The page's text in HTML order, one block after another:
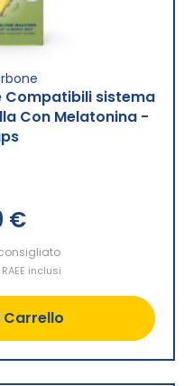
Compatibili sistema
Con Melatonina -
€
inclusi
Carrello